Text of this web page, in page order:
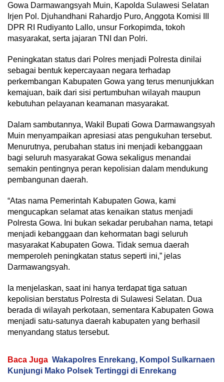
Gowa Darmawangsyah Muin, Kapolda Sulawesi Selatan
Irjen Pol. Djuhandhani Rahardjo Puro, Anggota Komisi III
DPR RI Rudiyanto Lallo, unsur Forkopimda, tokoh
masyarakat, serta jajaran TNI dan Polri.
Peningkatan status dari Polres menjadi Polresta dinilai
sebagai bentuk kepercayaan negara terhadap
perkembangan Kabupaten Gowa yang terus menunjukkan
kemajuan, baik dari sisi pertumbuhan wilayah maupun
kebutuhan pelayanan keamanan masyarakat.
Dalam sambutannya, Wakil Bupati Gowa Darmawangsyah
Muin menyampaikan apresiasi atas pengukuhan tersebut.
Menurutnya, perubahan status ini menjadi kebanggaan
bagi seluruh masyarakat Gowa sekaligus menandai
semakin pentingnya peran kepolisian dalam mendukung
pembangunan daerah.
“Atas nama Pemerintah Kabupaten Gowa, kami
mengucapkan selamat atas kenaikan status menjadi
Polresta Gowa. Ini bukan sekadar perubahan nama, tetapi
menjadi kebanggaan dan kehormatan bagi seluruh
masyarakat Kabupaten Gowa. Tidak semua daerah
memperoleh peningkatan status seperti ini,” jelas
Darmawangsyah.
Ia menjelaskan, saat ini hanya terdapat tiga satuan
kepolisian berstatus Polresta di Sulawesi Selatan. Dua
berada di wilayah perkotaan, sementara Kabupaten Gowa
menjadi satu-satunya daerah kabupaten yang berhasil
menyandang status tersebut.
Baca Juga Wakapolres Enrekang, Kompol Sulkarnaen
Kunjungi Mako Polsek Tertinggi di Enrekang